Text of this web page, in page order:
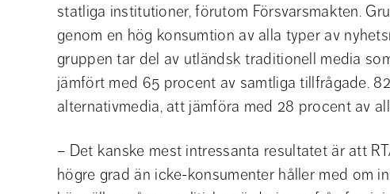
statliga institutioner, förutom Försvarsmakten.
genom en hög konsumtion av alla typer av
gruppen tar del av utländsk traditionell media
jämfört med 65 procent av samtliga tillfrågade.
alternativmedia, att jämföra med 28 procent av
– Det kanske mest intressanta resultatet är att
högre grad än icke-konsumenter håller med om